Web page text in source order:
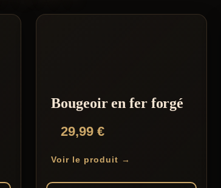
Bougeoir en fer forgé
29,99 €
Voir le produit →